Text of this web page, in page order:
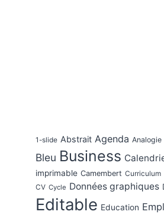
1-slide Abstrait Agenda Analogie
Bleu Business
imprimable Camembert Curriculum
CV Cycle Données graphiques
Editable Education